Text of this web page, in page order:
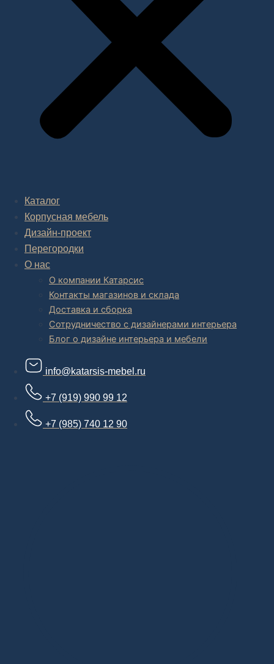
Каталог
Корпусная мебель
Дизайн-проект
Перегородки
О нас
О компании Катарсис
Контакты магазинов и склада
Доставка и сборка
Сотрудничество с дизайнерами интерьера
Блог о дизайне интерьера и мебели
info@katarsis-mebel.ru
+7 (919) 990 99 12
+7 (985) 740 12 90
дизайн проекта интерьера,
В салоне мебелииинтернет магазине дизайнерской мебели
есть и готовые товары, которые можем доставить уже сегодня, и
корпусная мебель на заказ, включая кухни.